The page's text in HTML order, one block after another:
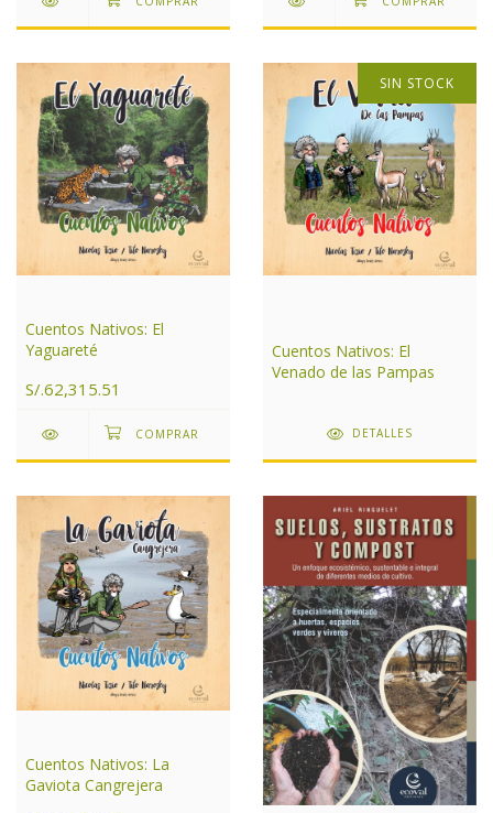
Cuentos Nativos: El
Yaguareté
S/.62,315.51
SIN STOCK
Cuentos Nativos: El
Venado de las Pampas
DETALLES
Cuentos Nativos: La
Gaviota Cangrejera